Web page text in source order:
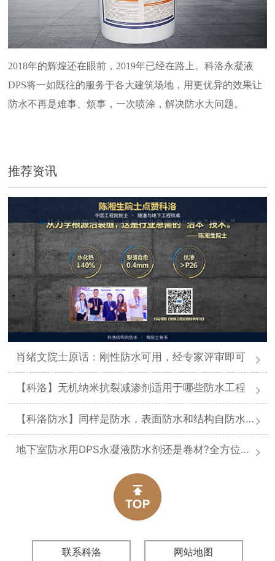
2018年的辉煌还在眼前，2019年已经在路上。科洛永凝液
DPS将一如既往的服务于各大建筑场地，用更优异的效果让
防水不再是难事、烦事，一次喷涂，解决防水大问题。
推荐资讯
肖绪文院士原话：刚性防水可用，经专家评审即可
【科洛】无机纳米抗裂减渗剂适用于哪些防水工程
【科洛防水】同样是防水，表面防水和结构自防水差在哪
地下室防水用DPS永凝液防水剂还是卷材?全方位对比分析
联系科洛 网站地图